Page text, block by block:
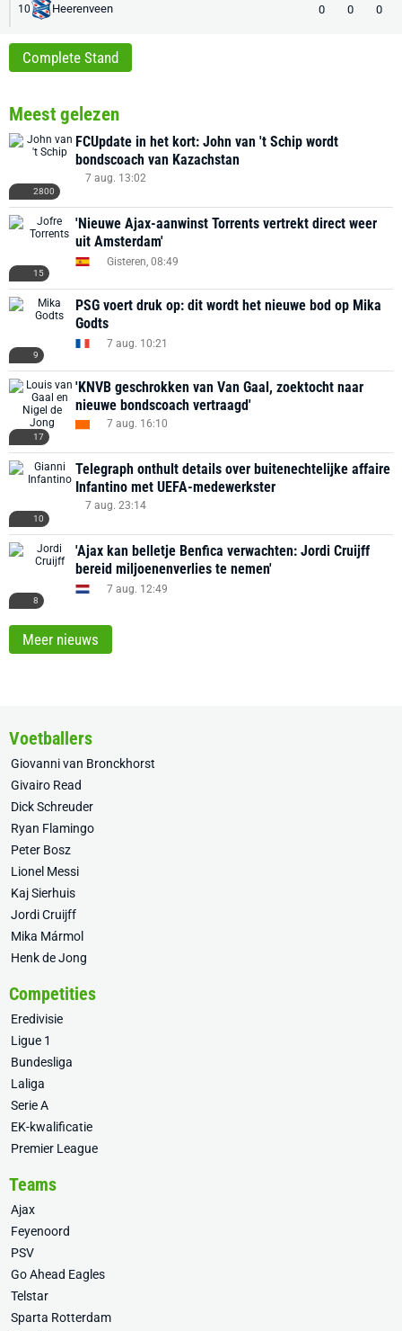
10 Heerenveen 0 0 0
Complete Stand
Meest gelezen
2800
FCUpdate in het kort: John van 't Schip wordt
bondscoach van Kazachstan
7 aug. 13:02
15
'Nieuwe Ajax-aanwinst Torrents vertrekt direct weer
uit Amsterdam'
Gisteren, 08:49
9
PSG voert druk op: dit wordt het nieuwe bod op Mika
Godts
7 aug. 10:21
17
'KNVB geschrokken van Van Gaal, zoektocht naar
nieuwe bondscoach vertraagd'
7 aug. 16:10
10
Telegraph onthult details over buitenechtelijke affaire
Infantino met UEFA-medewerkster
7 aug. 23:14
8
'Ajax kan belletje Benfica verwachten: Jordi Cruijff
bereid miljoenenverlies te nemen'
7 aug. 12:49
Meer nieuws
Voetballers
Giovanni van Bronckhorst
Givairo Read
Dick Schreuder
Ryan Flamingo
Peter Bosz
Lionel Messi
Kaj Sierhuis
Jordi Cruijff
Mika Mármol
Henk de Jong
Competities
Eredivisie
Ligue 1
Bundesliga
Laliga
Serie A
EK-kwalificatie
Premier League
Teams
Ajax
Feyenoord
PSV
Go Ahead Eagles
Telstar
Sparta Rotterdam